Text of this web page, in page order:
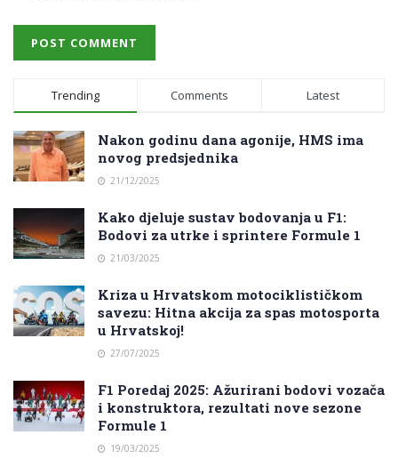
Trending Comments Latest
Nakon godinu dana agonije, HMS ima
novog predsjednika
21/12/2025
Kako djeluje sustav bodovanja u F1:
Bodovi za utrke i sprintere Formule 1
21/03/2025
Kriza u Hrvatskom motociklističkom
savezu: Hitna akcija za spas motosporta
u Hrvatskoj!
27/07/2025
F1 Poredaj 2025: Ažurirani bodovi vozača
i konstruktora, rezultati nove sezone
Formule 1
19/03/2025